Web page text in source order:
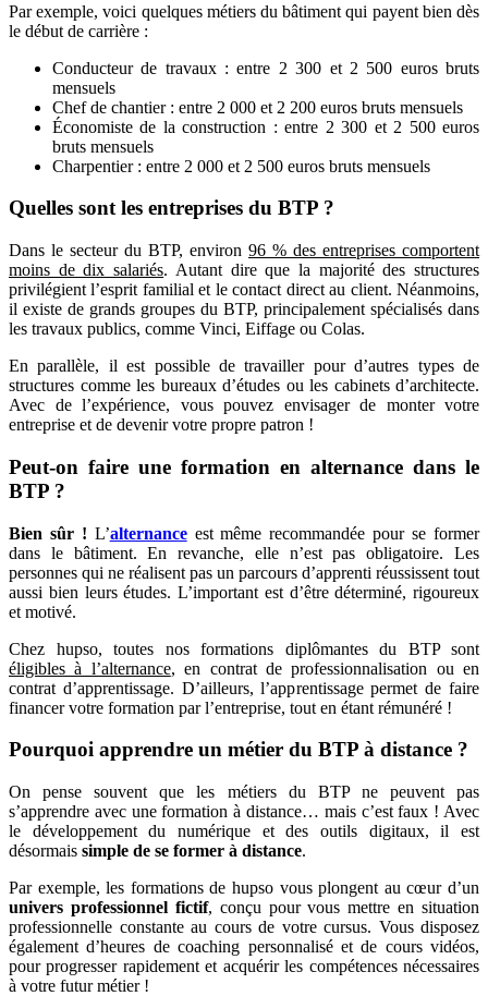
Par exemple, voici quelques métiers du bâtiment qui payent bien dès
le début de carrière :
Conducteur de travaux : entre 2 300 et 2 500 euros bruts
mensuels
Chef de chantier : entre 2 000 et 2 200 euros bruts mensuels
Économiste de la construction : entre 2 300 et 2 500 euros
bruts mensuels
Charpentier : entre 2 000 et 2 500 euros bruts mensuels
Quelles sont les entreprises du BTP ?
Dans le secteur du BTP, environ 96 % des entreprises comportent
moins de dix salariés. Autant dire que la majorité des structures
privilégient l’esprit familial et le contact direct au client. Néanmoins,
il existe de grands groupes du BTP, principalement spécialisés dans
les travaux publics, comme Vinci, Eiffage ou Colas.
En parallèle, il est possible de travailler pour d’autres types de
structures comme les bureaux d’études ou les cabinets d’architecte.
Avec de l’expérience, vous pouvez envisager de monter votre
entreprise et de devenir votre propre patron !
Peut-on faire une formation en alternance dans le
BTP ?
Bien sûr ! L’alternanceest même recommandée pour se former
dans le bâtiment. En revanche, elle n’est pas obligatoire. Les
personnes qui ne réalisent pas un parcours d’apprenti réussissent tout
aussi bien leurs études. L’important est d’être déterminé, rigoureux
et motivé.
Chez hupso, toutes nos formations diplômantes du BTP sont
éligibles à l’alternance, en contrat de professionnalisation ou en
contrat d’apprentissage. D’ailleurs, l’apprentissage permet de faire
financer votre formation par l’entreprise, tout en étant rémunéré !
Pourquoi apprendre un métier du BTP à distance ?
On pense souvent que les métiers du BTP ne peuvent pas
s’apprendre avec une formation à distance… mais c’est faux ! Avec
le développement du numérique et des outils digitaux, il est
désormais simple de se former à distance.
Par exemple, les formations de hupso vous plongent au cœur d’un
univers professionnel fictif, conçu pour vous mettre en situation
professionnelle constante au cours de votre cursus. Vous disposez
également d’heures de coaching personnalisé et de cours vidéos,
pour progresser rapidement et acquérir les compétences nécessaires
à votre futur métier !